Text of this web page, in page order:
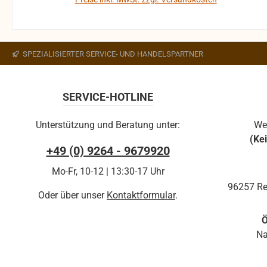
ausgeschlossen.
SPEZIALISIERTER SERVICE- UND HANDELSPARTNER
SERVICE-HOTLINE
Unterstützung und Beratung unter:
+49 (0) 9264 - 9679920
Mo-Fr, 10-12 | 13:30-17 Uhr
Oder über unser Kontaktformular.
96257